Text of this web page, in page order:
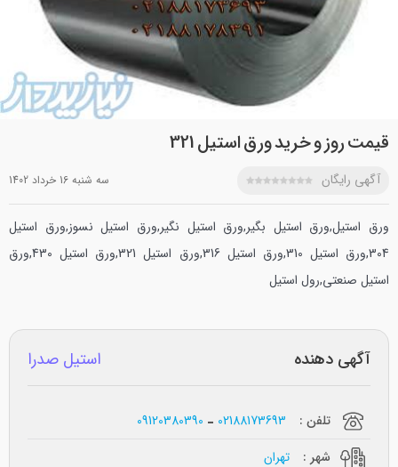
قیمت روز و خرید ورق استیل 321
آگهی رایگان سه شنبه 16 خرداد 1402
ورق استیل,ورق استیل بگیر,ورق استیل نگیر,ورق استیل نسوز,ورق استیل
304,ورق استیل 310,ورق استیل 316,ورق استیل 321,ورق استیل 430,ورق
استیل صنعتی,رول استیل
آگهی دهنده استیل صدرا
تلفن : 02188173693
09120380390
شهر :
تهران